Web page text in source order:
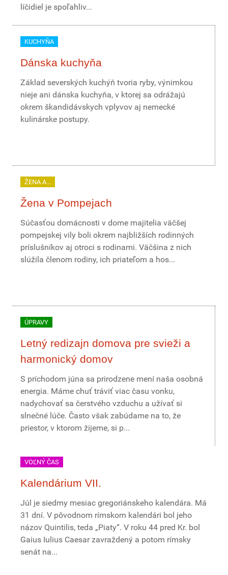
líčidiel je spoľahliv...
KUCHYŇA
Dánska kuchyňa
Základ severských kuchýň tvoria ryby, výnimkou
nieje ani dánska kuchyňa, v ktorej sa odrážajú
okrem škandidávskych vplyvov aj nemecké
kulinárske postupy.
ŽENA A...
Žena v Pompejach
Súčasťou domácnosti v dome majitelia väčšej
pompejskej vily boli okrem najbližších rodinných
príslušníkov aj otroci s rodinami. Väčšina z nich
slúžila členom rodiny, ich priateľom a hos...
ÚPRAVY
Letný redizajn domova pre svieži a
harmonický domov
S príchodom júna sa prirodzene mení naša osobná
energia. Máme chuť tráviť viac času vonku,
nadychovať sa čerstvého vzduchu a užívať si
slnečné lúče. Často však zabúdame na to, že
priestor, v ktorom žijeme, si p...
VOĽNÝ ČAS
Kalendárium VII.
Júl je siedmy mesiac gregoriánskeho kalendára. Má
31 dní. V pôvodnom rímskom kalendári bol jeho
názov Quintilis, teda „Piaty“. V roku 44 pred Kr. bol
Gaius Iulius Caesar zavraždený a potom rímsky
senát na...